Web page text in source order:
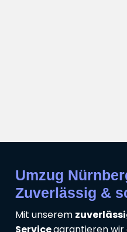
Umzug
Zuverlässig &
Mit unserem